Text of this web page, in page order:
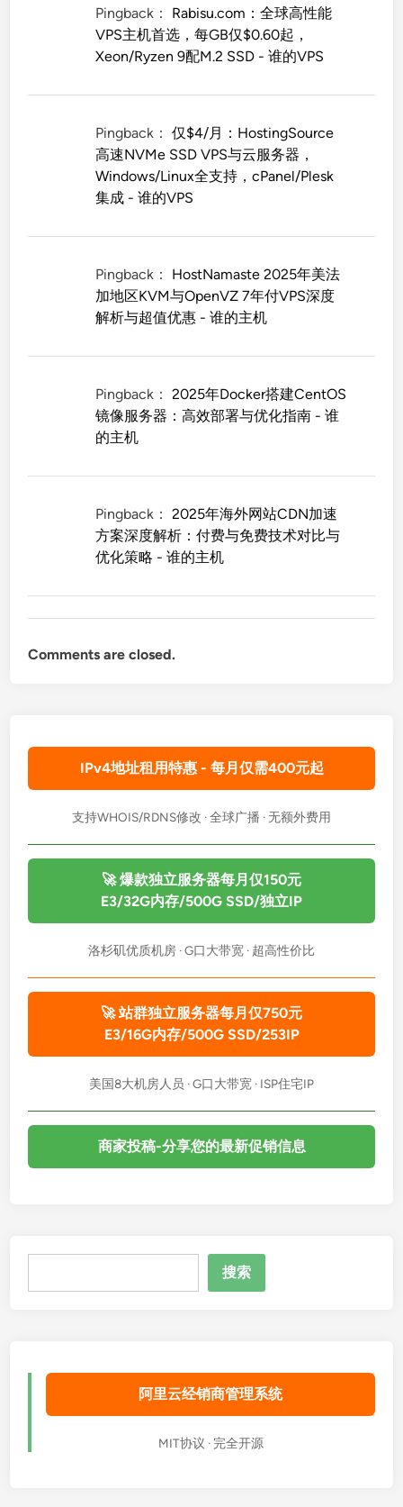
Pingback： Rabisu.com：全球高性能
VPS主机首选，每GB仅$0.60起，
Xeon/Ryzen 9配M.2 SSD - 谁的VPS
Pingback：仅$4/月：HostingSource
高速NVMe SSD VPS与云服务器，
Windows/Linux全支持，cPanel/Plesk
集成 - 谁的VPS
Pingback： HostNamaste 2025年美法
加地区KVM与OpenVZ 7年付VPS深度
解析与超值优惠 - 谁的主机
Pingback：2025年Docker搭建CentOS
镜像服务器：高效部署与优化指南 - 谁
的主机
Pingback：2025年海外网站CDN加速
方案深度解析：付费与免费技术对比与
优化策略 - 谁的主机
Comments are closed.
IPv4地址租用特惠 - 每月仅需400元起
支持WHOIS/RDNS修改 · 全球广播 · 无额外费用
🚀 爆款独立服务器每月仅150元
E3/32G内存/500G SSD/独立IP
洛杉矶优质机房 · G口大带宽 · 超高性价比
🚀 站群独立服务器每月仅750元
E3/16G内存/500G SSD/253IP
美国8大机房人员 · G口大带宽 · ISP住宅IP
商家投稿-分享您的最新促销信息
搜索
阿里云经销商管理系统
MIT协议 · 完全开源